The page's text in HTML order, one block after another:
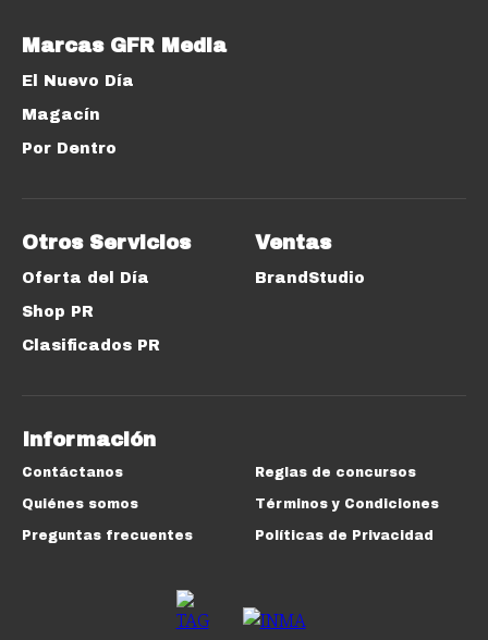
Marcas GFR Media
El Nuevo Día
Magacín
Por Dentro
Otros Servicios
Oferta del Día
Shop PR
Clasificados PR
Ventas
BrandStudio
Información
Contáctanos
Quiénes somos
Preguntas frecuentes
Reglas de concursos
Términos y Condiciones
Políticas de Privacidad